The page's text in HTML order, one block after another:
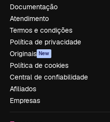
Documentação
Atendimento
Termos e condições
Política de privacidade
Originais New
Política de cookies
Central de confiabilidade
Afiliados
Empresas